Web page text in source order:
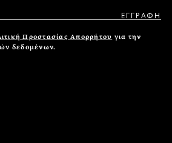
Προστασίας Απορρήτου για την
δεδομένων.